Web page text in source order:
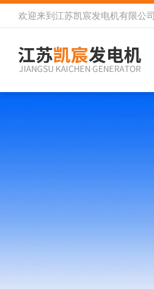
欢迎来到 江苏凯宸发电机有限公司